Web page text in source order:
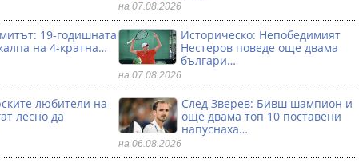
на 07.08.2026
19-годишната
на 4-кратна…
Историческо: Непобедимият
Нестеров поведе още двама
българи…
на 07.08.2026
любители на
лесно да
След Зверев: Бивш шампион и
още двама топ 10 поставени
напуснаха…
на 06.08.2026